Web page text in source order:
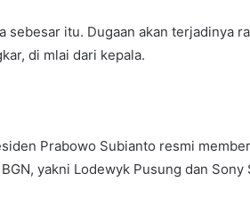
sebesar itu. Dugaan akan terjadinya
di mlai dari kepala.
Prabowo Subianto resmi
yakni Lodewyk Pusung dan Sony